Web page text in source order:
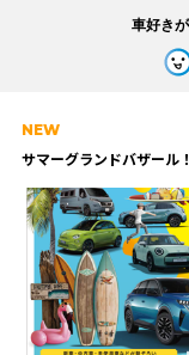
車好き
NEW
サマーグランドバザール！